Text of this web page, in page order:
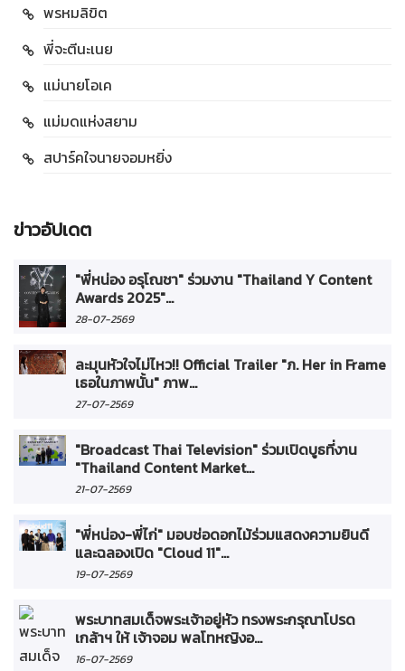
พรหมลิขิต
พี่จะตีนะเนย
แม่นายโอเค
แม่มดแห่งสยาม
สปาร์คใจนายจอมหยิ่ง
ข่าวอัปเดต
"พี่หน่อง อรุโณชา" ร่วมงาน "Thailand Y Content
Awards 2025"...
28-07-2569
ละมุนหัวใจไม่ไหว!! Official Trailer "ภ. Her in Frame
เธอในภาพนั้น" ภาพ...
27-07-2569
"Broadcast Thai Television" ร่วมเปิดบูธที่งาน
"Thailand Content Market...
21-07-2569
"พี่หน่อง-พี่ไก่" มอบช่อดอกไม้ร่วมแสดงความยินดี
และฉลองเปิด "Cloud 11"...
19-07-2569
พระบาทสมเด็จพระเจ้าอยู่หัว ทรงพระกรุณาโปรด
เกล้าฯ ให้ เจ้าจอม พลโทหญิงอ...
16-07-2569